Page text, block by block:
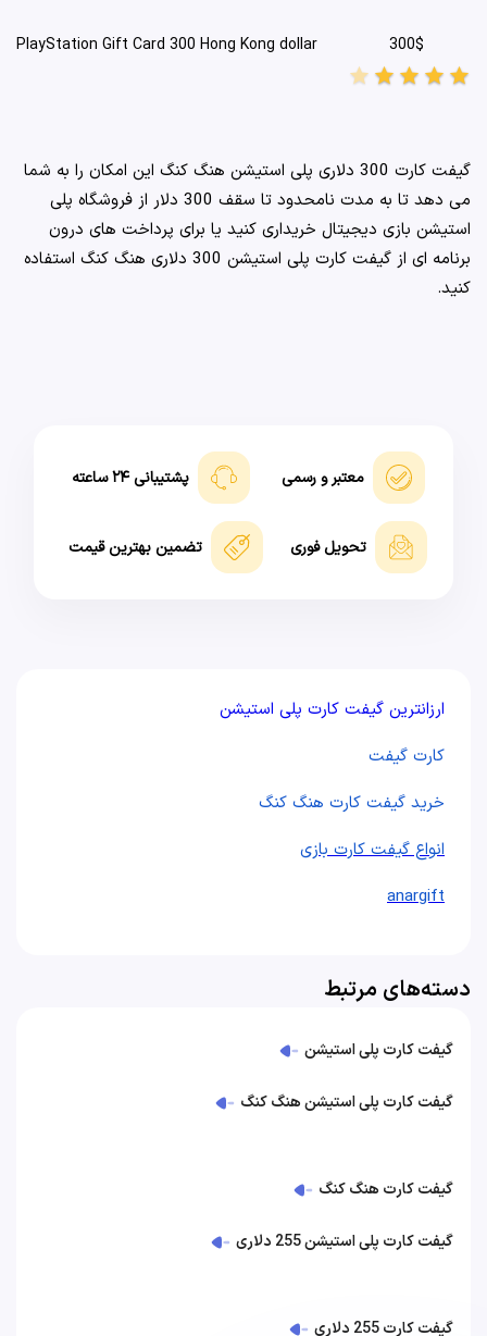
300$
PlayStation Gift Card 300 Hong Kong dollar
star
star
star
star
star
گیفت کارت 300 دلاری پلی استیشن هنگ کنگ این امکان را به شما
می دهد تا به مدت نامحدود تا سقف 300 دلار از فروشگاه پلی
استیشن بازی دیجیتال خریداری کنید یا برای پرداخت های درون
برنامه ای از گیفت کارت پلی استیشن 300 دلاری هنگ کنگ استفاده
کنید.
معتبر و رسمی پشتیبانی ۲۴ ساعته
تحویل فوری تضمین بهترین قیمت
ارزانترین گیفت کارت پلی استیشن
کارت گیفت
خرید گیفت کارت هنگ کنگ
انواع گیفت کارت بازی
anargift
دسته‌های مرتبط
گیفت کارت پلی استیشن
گیفت کارت پلی استیشن هنگ کنگ
گیفت کارت هنگ کنگ
گیفت کارت پلی استیشن 255 دلاری
گیفت کارت 255 دلاری